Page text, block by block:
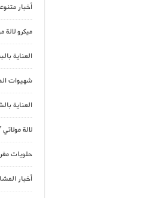
أخبار
ميكرو لالة
العناية
شهيوات
العناية
لالة مولاتي TV
حلويات
أخبار